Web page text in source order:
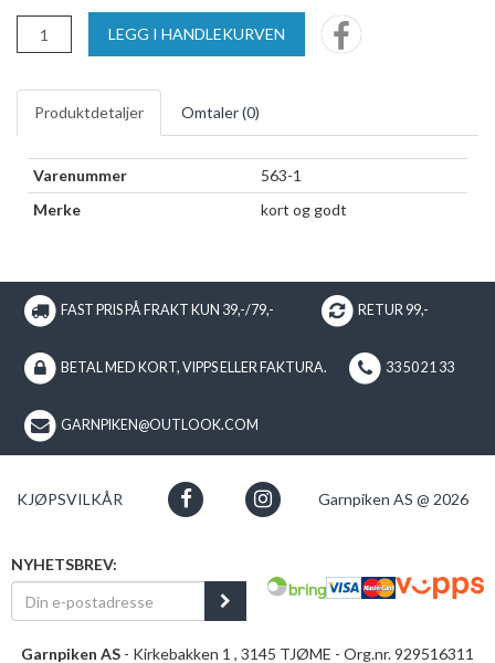
LEGG I HANDLEKURVEN
Produktdetaljer Omtaler (0)
Varenummer
563-1
Merke
kort og godt
FAST PRIS PÅ FRAKT KUN 39,-/79,- RETUR 99,-
BETAL MED KORT, VIPPS ELLER FAKTURA. 33 50 21 33
GARNPIKEN@OUTLOOK.COM
KJØPSVILKÅR Garnpiken AS @ 2026
NYHETSBREV:
Garnpiken AS - Kirkebakken 1 , 3145 TJØME - Org.nr. 929516311